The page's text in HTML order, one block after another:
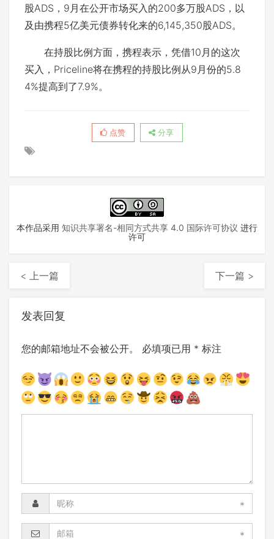
股ADS，9月在公开市场买入的200多万股ADS，以
及由携程5亿美元债券转化来的6,145,350股ADS。
在持股比例方面，携程表示，凭借10月的这次
买入，Priceline将在携程的持股比例从9月份的5.8
4%提高到了7.9%。
点赞 分享
本作品采用 知识共享署名-相同方式共享 4.0 国际许可协议 进行
许可
< 上一篇 下一篇 >
发表回复
您的邮箱地址不会被公开。 必填项已用 * 标注
*
*